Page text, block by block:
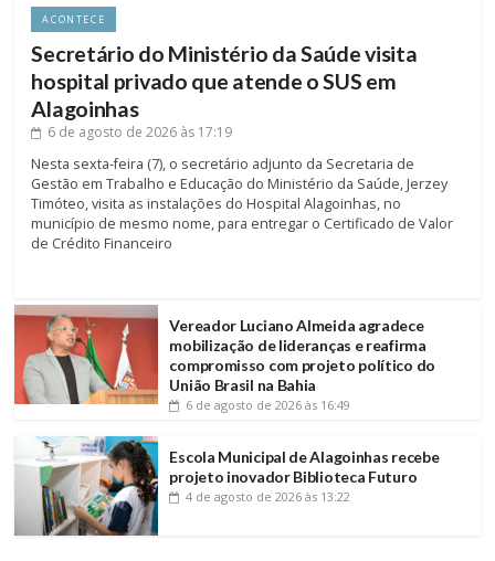
ACONTECE
Secretário do Ministério da Saúde visita
hospital privado que atende o SUS em
Alagoinhas
6 de agosto de 2026 às 17:19
Nesta sexta-feira (7), o secretário adjunto da Secretaria de
Gestão em Trabalho e Educação do Ministério da Saúde, Jerzey
Timóteo, visita as instalações do Hospital Alagoinhas, no
município de mesmo nome, para entregar o Certificado de Valor
de Crédito Financeiro
Vereador Luciano Almeida agradece
mobilização de lideranças e reafirma
compromisso com projeto político do
União Brasil na Bahia
6 de agosto de 2026 às 16:49
Escola Municipal de Alagoinhas recebe
projeto inovador Biblioteca Futuro
4 de agosto de 2026 às 13:22